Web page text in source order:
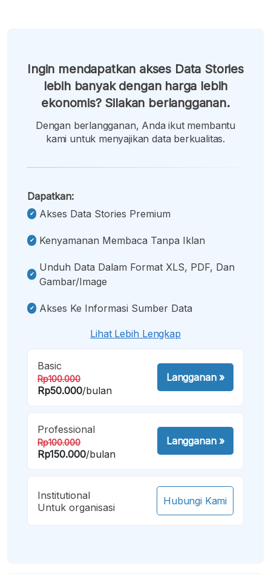
Ingin mendapatkan akses Data Stories
lebih banyak dengan harga lebih
ekonomis? Silakan berlangganan.
Dengan berlangganan, Anda ikut membantu
kami untuk menyajikan data berkualitas.
Dapatkan:
Akses Data Stories Premium
Kenyamanan Membaca Tanpa Iklan
Unduh Data Dalam Format XLS, PDF, Dan
Gambar/image
Akses Ke Informasi Sumber Data
Lihat Lebih Lengkap
Basic
Rp100.000
Rp50.000/bulan
Langganan»
Professional
Rp100.000
Rp150.000/bulan
Langganan»
Institutional
Untuk organisasi
Hubungi Kami